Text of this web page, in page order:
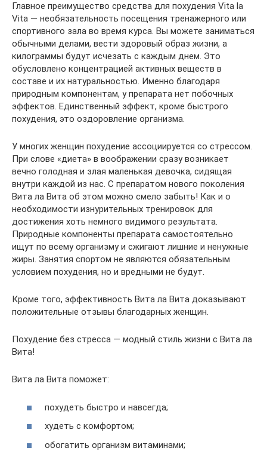
Главное преимущество средства для похудения Vita la
Vita — необязательность посещения тренажерного или
спортивного зала во время курса. Вы можете заниматься
обычными делами, вести здоровый образ жизни, а
килограммы будут исчезать с каждым днем. Это
обусловлено концентрацией активных веществ в
составе и их натуральностью. Именно благодаря
природным компонентам, у препарата нет побочных
эффектов. Единственный эффект, кроме быстрого
похудения, это оздоровление организма.
У многих женщин похудение ассоциируется со стрессом.
При слове «диета» в воображении сразу возникает
вечно голодная и злая маленькая девочка, сидящая
внутри каждой из нас. С препаратом нового поколения
Вита ла Вита об этом можно смело забыть! Как и о
необходимости изнурительных тренировок для
достижения хоть немного видимого результата.
Природные компоненты препарата самостоятельно
ищут по всему организму и сжигают лишние и ненужные
жиры. Занятия спортом не являются обязательным
условием похудения, но и вредными не будут.
Кроме того, эффективность Вита ла Вита доказывают
положительные отзывы благодарных женщин.
Похудение без стресса — модный стиль жизни с Вита ла
Вита!
Вита ла Вита поможет:
похудеть быстро и навсегда;
худеть с комфортом;
обогатить организм витаминами;